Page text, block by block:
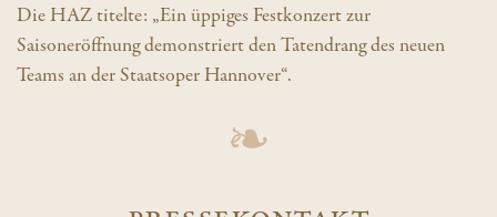
Die HAZ titelte: „Ein üppiges Festkonzert zur
Saisoneröffnung demonstriert den Tatendrang des neuen
Teams an der Staatsoper Hannover“.